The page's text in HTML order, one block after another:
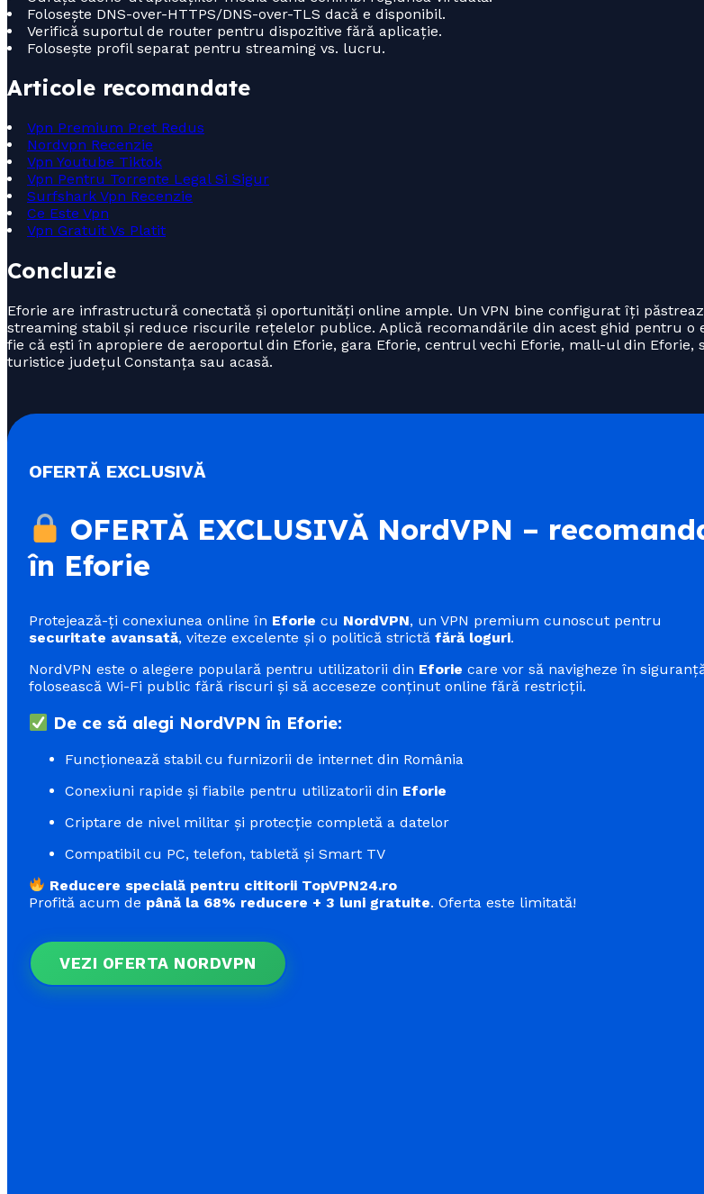
Folosește DNS-over-HTTPS/DNS-over-TLS dacă e disponibil.
Verifică suportul de router pentru dispozitive fără aplicație.
Folosește profil separat pentru streaming vs. lucru.
Articole recomandate
Vpn Premium Pret Redus
Nordvpn Recenzie
Vpn Youtube Tiktok
Vpn Pentru Torrente Legal Si Sigur
Surfshark Vpn Recenzie
Ce Este Vpn
Vpn Gratuit Vs Platit
Concluzie
Eforie are infrastructură conectată și oportunități online ample. Un VPN bine configurat îți
streaming stabil și reduce riscurile rețelelor publice. Aplică recomandările din acest ghid pentru o
fie că ești în apropiere de aeroportul din Eforie, gara Eforie, centrul vechi Eforie, mall-ul din Eforie,
turistice județul Constanța sau acasă.
OFERTĂ EXCLUSIVĂ
OFERTĂ EXCLUSIVĂ NordVPN –
în Eforie
Protejează-ți conexiunea online în Eforie cu NordVPN, un VPN premium cunoscut pentru
securitate avansată, viteze excelente și o politică strictă fără loguri.
NordVPN este o alegere populară pentru utilizatorii din Eforie care vor să navigheze în
folosească Wi-Fi public fără riscuri și să acceseze conținut online fără restricții.
De ce să alegi NordVPN în Eforie:
Funcționează stabil cu furnizorii de internet din România
Conexiuni rapide și fiabile pentru utilizatorii din Eforie
Criptare de nivel militar și protecție completă a datelor
Compatibil cu PC, telefon, tabletă și Smart TV
Reducere specială pentru cititorii TopVPN24.ro
Profită acum de până la 68% reducere + 3 luni gratuite. Oferta este limitată!
VEZI OFERTA NORDVPN